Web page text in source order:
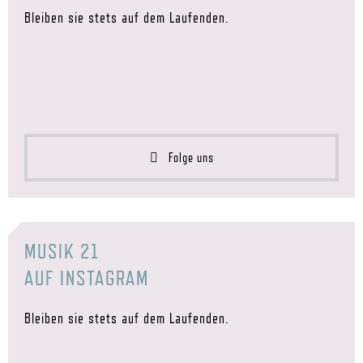
Bleiben sie stets auf dem Laufenden.
Folge uns
MUSIK 21
AUF INSTAGRAM
Bleiben sie stets auf dem Laufenden.